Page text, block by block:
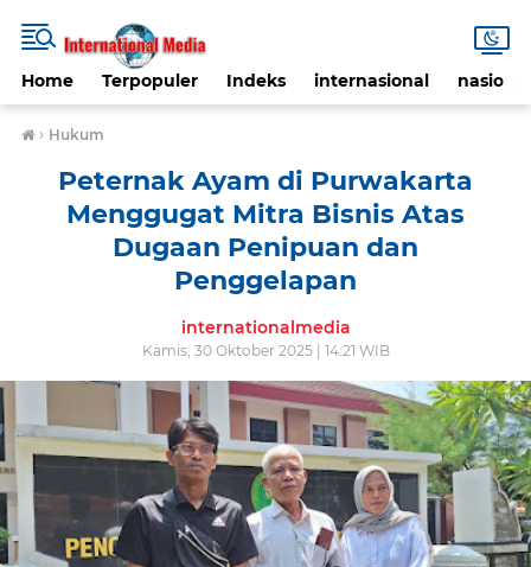
Home Terpopuler Indeks internasional nasional
› Hukum
Peternak Ayam di Purwakarta
Menggugat Mitra Bisnis Atas
Dugaan Penipuan dan
Penggelapan
internationalmedia
Kamis, 30 Oktober 2025 | 14:21 WIB